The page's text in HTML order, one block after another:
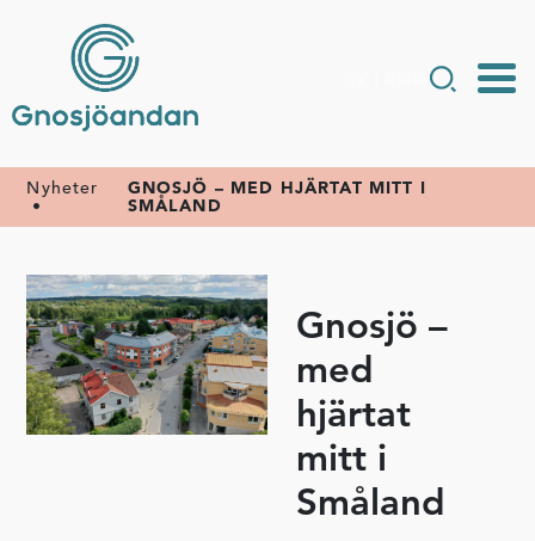
Nyheter
•
GNOSJÖ – MED HJÄRTAT MITT I
SMÅLAND
Gnosjö –
med
hjärtat
mitt i
Småland